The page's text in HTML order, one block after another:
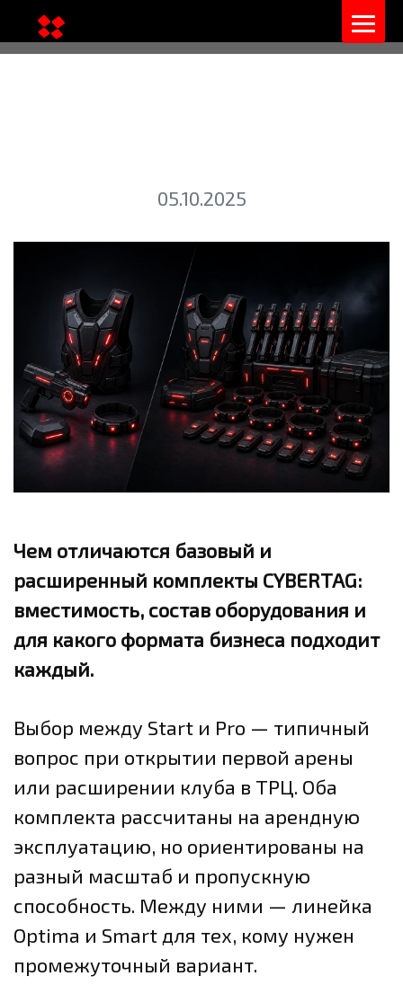
05.10.2025
Чем отличаются базовый и
расширенный комплекты CYBERTAG:
вместимость, состав оборудования и
для какого формата бизнеса подходит
каждый.
Выбор между Start и Pro — типичный
вопрос при открытии первой арены
или расширении клуба в ТРЦ. Оба
комплекта рассчитаны на арендную
эксплуатацию, но ориентированы на
разный масштаб и пропускную
способность. Между ними — линейка
Optima и Smart для тех, кому нужен
промежуточный вариант.